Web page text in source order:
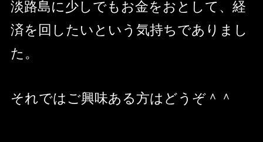
淡路島に少しでもお金をおとして、経
済を回したいという気持ちでありまし
た。
それではご興味ある方はどうぞ＾＾